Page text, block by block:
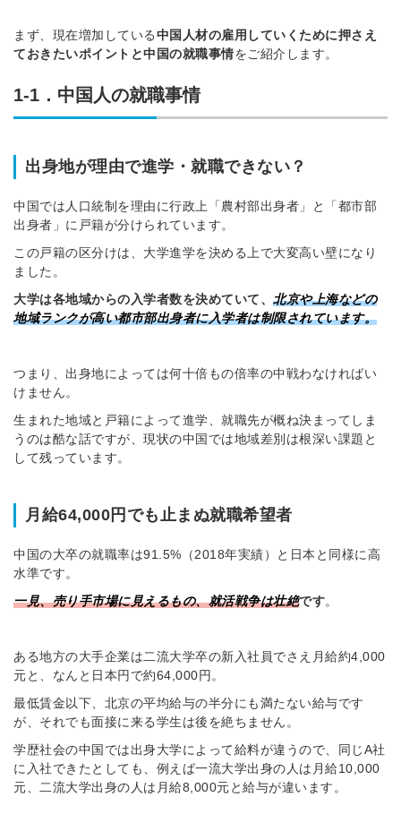
まず、現在増加している中国人材の雇用していくために押さえ
ておきたいポイントと中国の就職事情をご紹介します。
1-1．中国人の就職事情
出身地が理由で進学・就職できない？
中国では人口統制を理由に行政上「農村部出身者」と「都市部
出身者」に戸籍が分けられています。
この戸籍の区分けは、大学進学を決める上で大変高い壁になり
ました。
大学は各地域からの入学者数を決めていて、 北京や上海などの
地域ランクが高い都市部出身者に入学者は制限されています。
つまり、出身地によっては何十倍もの倍率の中戦わなければい
けません。
生まれた地域と戸籍によって進学、就職先が概ね決まってしま
うのは酷な話ですが、現状の中国では地域差別は根深い課題と
して残っています。
月給64,000円でも止まぬ就職希望者
中国の大卒の就職率は91.5%（2018年実績）と日本と同様に高
水準です。
一見、売り手市場に見えるもの、就活戦争は壮絶です。
ある地方の大手企業は二流大学卒の新入社員でさえ月給約4,000
元と、なんと日本円で約64,000円。
最低賃金以下、北京の平均給与の半分にも満たない給与です
が、それでも面接に来る学生は後を絶ちません。
学歴社会の中国では出身大学によって給料が違うので、同じA社
に入社できたとしても、例えば一流大学出身の人は月給10,000
元、二流大学出身の人は月給8,000元と給与が違います。